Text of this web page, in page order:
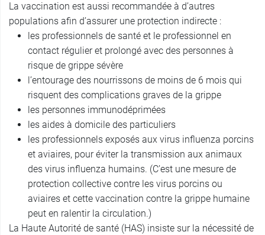
La vaccination est aussi recommandée à d’autres
populations afin d’assurer une protection indirecte :
les professionnels de santé et le professionnel en
contact régulier et prolongé avec des personnes à
risque de grippe sévère
l’entourage des nourrissons de moins de 6 mois qui
risquent des complications graves de la grippe
les personnes immunodéprimées
les aides à domicile des particuliers
les professionnels exposés aux virus influenza porcins
et aviaires, pour éviter la transmission aux animaux
des virus influenza humains. (C’est une mesure de
protection collective contre les virus porcins ou
aviaires et cette vaccination contre la grippe humaine
peut en ralentir la circulation.)
La Haute Autorité de santé (HAS) insiste sur la nécessité de